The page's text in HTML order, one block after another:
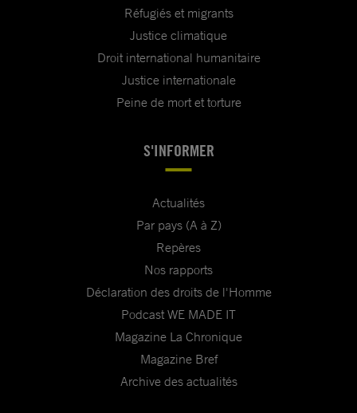
Réfugiés et migrants
Justice climatique
Droit international humanitaire
Justice internationale
Peine de mort et torture
S'INFORMER
Actualités
Par pays (A à Z)
Repères
Nos rapports
Déclaration des droits de l'Homme
Podcast WE MADE IT
Magazine La Chronique
Magazine Bref
Archive des actualités